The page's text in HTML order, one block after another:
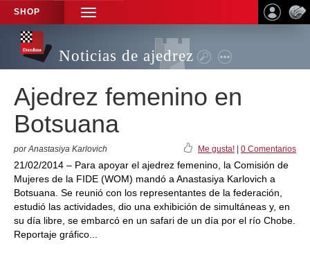
SHOP
TOGGLE
NAVIGATION
Noticias de ajedrez
Ajedrez femenino en
Botsuana
por Anastasiya Karlovich Me gusta! 0 Comentarios
21/02/2014 – Para apoyar el ajedrez femenino, la Comisión de
Mujeres de la FIDE (WOM) mandó a Anastasiya Karlovich a
Botsuana. Se reunió con los representantes de la federación,
estudió las actividades, dio una exhibición de simultáneas y, en
su día libre, se embarcó en un safari de un día por el río Chobe.
Reportaje gráfico...